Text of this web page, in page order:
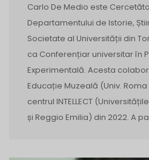
Carlo De Medio este
Departamentului de Istorie,
Societate al Universității din
ca Conferențiar universitar în
Experimentală. Acesta
Educație Muzeală (Univ. Roma
centrul INTELLECT
și Reggio Emilia) din 2022. A